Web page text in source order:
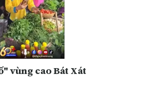
vùng cao Bát Xát